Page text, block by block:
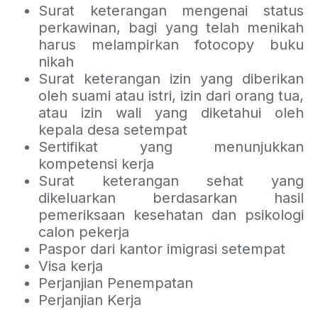
Surat keterangan mengenai status
perkawinan, bagi yang telah menikah
harus melampirkan fotocopy buku
nikah
Surat keterangan izin yang diberikan
oleh suami atau istri, izin dari orang tua,
atau izin wali yang diketahui oleh
kepala desa setempat
Sertifikat yang menunjukkan
kompetensi kerja
Surat keterangan sehat yang
dikeluarkan berdasarkan hasil
pemeriksaan kesehatan dan psikologi
calon pekerja
Paspor dari kantor imigrasi setempat
Visa kerja
Perjanjian Penempatan
Perjanjian Kerja